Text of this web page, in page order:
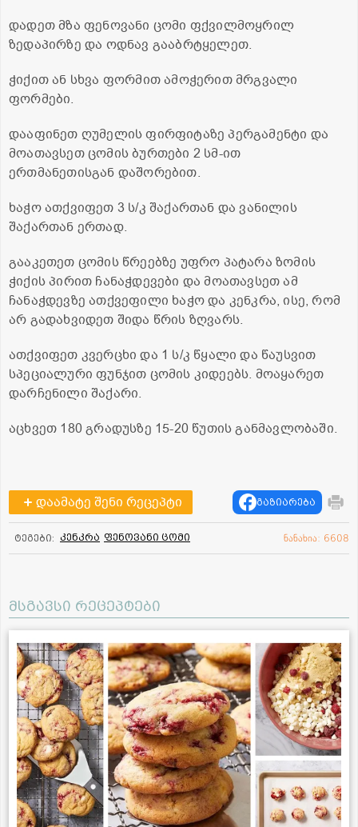
დადეთ მზა ფენოვანი ცომი ფქვილმოყრილ
ზედაპირზე და ოდნავ გააბრტყელეთ.
ჭიქით ან სხვა ფორმით ამოჭერით მრგვალი
ფორმები.
დააფინეთ ღუმელის ფირფიტაზე პერგამენტი და
მოათავსეთ ცომის ბურთები 2 სმ-ით
ერთმანეთისგან დაშორებით.
ხაჭო ათქვიფეთ 3 ს/კ შაქართან და ვანილის
შაქართან ერთად.
გააკეთეთ ცომის წრეებზე უფრო პატარა ზომის
ჭიქის პირით ჩანაჭდევები და მოათავსეთ ამ
ჩანაჭდევზე ათქვეფილი ხაჭო და კენკრა, ისე, რომ
არ გადახვიდეთ შიდა წრის ზღვარს.
ათქვიფეთ კვერცხი და 1 ს/კ წყალი და წაუსვით
სპეციალური ფუნჯით ცომის კიდეებს. მოაყარეთ
დარჩენილი შაქარი.
აცხვეთ 180 გრადუსზე 15-20 წუთის განმავლობაში.
დაამატე შენი რეცეპტი გაზიარება
ტეგები: კენკრა ფენოვანი ცომი ნანახია: 6608
მსგავსი რეცეპტები